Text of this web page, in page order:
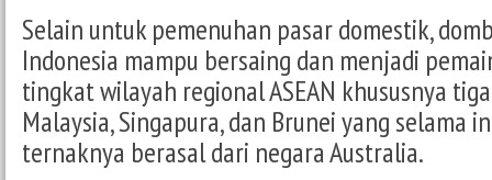
Selain untuk pemenuhan pasar domestik,
Indonesia mampu bersaing dan menjadi
tingkat wilayah regional ASEAN khususnya
Malaysia, Singapura, dan Brunei yang selama
ternaknya berasal dari negara Australia.